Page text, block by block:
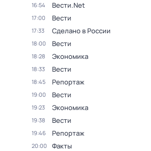
16:54 Вести.Net
17:00 Вести
17:33 Сделано в России
18:00 Вести
18:28 Экономика
18:33 Вести
18:45 Репортаж
19:00 Вести
19:23 Экономика
19:38 Вести
19:46 Репортаж
20:00 Факты